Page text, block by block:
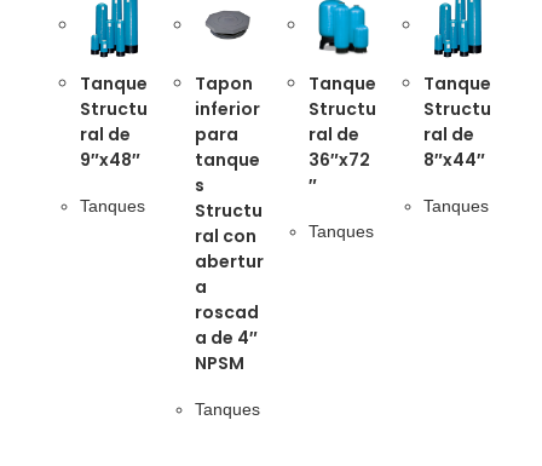
Tanque
Structu
ral de
9″x48″
Tanques
Tapon
inferior
para
tanque
s
Structu
ral con
abertur
a
roscad
a de 4″
NPSM
Tanques
Tanque
Structu
ral de
36″x72
″
Tanques
Tanque
Structu
ral de
8″x44″
Tanques